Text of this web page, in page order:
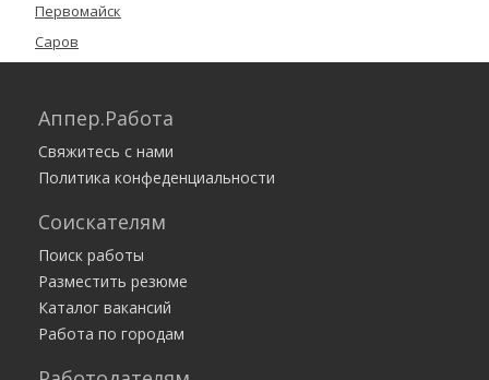
Первомайск
Саров
Чкаловск
Шахунья
Все города
Аппер.Работа
Свяжитесь с нами
Политика конфеденциальности
Соискателям
Поиск работы
Разместить резюме
Каталог вакансий
Работа по городам